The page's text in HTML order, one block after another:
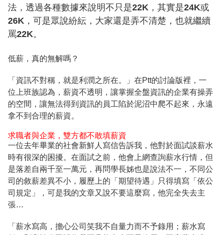
法，透過各種數據來說明不只是22K，其實是24K或
26K，可是眾說紛紜，大家還是弄不清楚，也就繼續
罵22K。
低薪，真的無解嗎？
「資訊不對稱，就是利潤之所在。」在Ptt的討論版裡，一
位上班族認為，薪資不透明，讓掌握全盤資訊的企業有操弄
的空間，讓無法得到資訊的員工陷於泥沼中爬不起來，永遠
拿不到合理的薪資。
求職者與企業，雙方都不敢填薪資
一位去年畢業的社會新鮮人寫信告訴我，他對於面試談薪水
時有很深的困擾。在面試之前，他會上網查詢薪水行情，但
是落差自兩千至一萬元，再問學長姊也是說法不一，不同公
司的敘薪差異不小，履歷上的「期望待遇」只得填寫「依公
司規定」，可是我的文章又說不要這麼寫，他完全失去主
張…
「薪水寫高，擔心公司笑我不自量力而不予錄用；薪水寫